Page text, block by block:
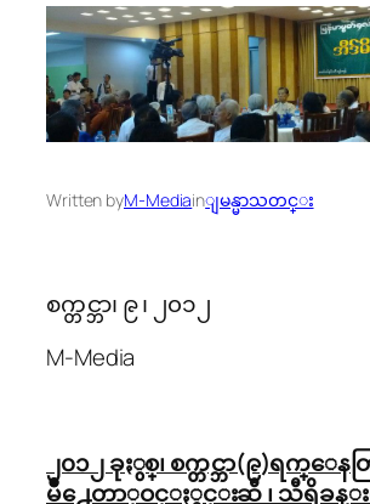
Written byM-Mediainျမန္မာသတင္း
စက္တင္ဘာ၊ ၉ ၊ ၂၀၁၂
M-Media
၂၀၁၂ ခုႏွစ္၊ စက္တင္ဘာ(၉)ရက္ေန
မိဳ႕ေတာ္ဝင္ႏွင္းဆီ ၊ သီရိခန္းမ